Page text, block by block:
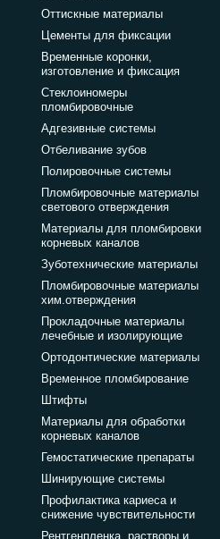
Оттискные материалы
Цементы для фиксации
Временные коронки,
изготовление и фиксация
Стеклоиномеры
пломбировочные
Адгезивные системы
Отбеливание зубов
Полировочные системы
Пломбировочные материалы
светового отверждения
Материалы для пломбировки
корневых каналов
Зуботехнические материалы
Пломбировочные материалы
хим.отверждения
Прокладочные материалы
лечебные и изолирующие
Ортодонтические материалы
Временное пломбирование
Штифты
Материалы для обработки
корневых каналов
Гемостатические препараты
Шинирующие системы
Профилактика кариеса и
снижение чувствительности
Рентгенпленка, растворы и